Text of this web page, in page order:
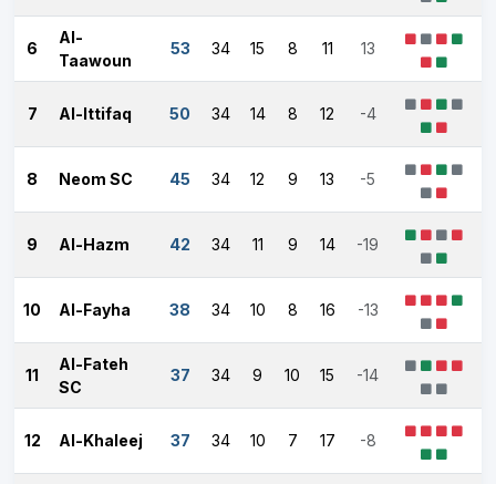
6
Al-
Taawoun
53 34 15 8 11 13
7 Al-Ittifaq 50 34 14 8 12 -4
8 Neom SC 45 34 12 9 13 -5
9 Al-Hazm 42 34 11 9 14 -19
10 Al-Fayha 38 34 10 8 16 -13
11
Al-Fateh
SC
37 34 9 10 15 -14
12 Al-Khaleej 37 34 10 7 17 -8